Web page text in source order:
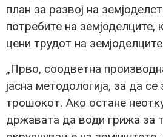
план за развој на
потребите на земјоделците,
цени трудот на
„Прво, соодветна
јасна методологија, за да се
трошокот. Ако остане
државата да води грижа за